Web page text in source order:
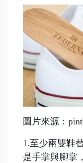
圖片來源：
1.至少兩雙鞋
是手掌與腳掌